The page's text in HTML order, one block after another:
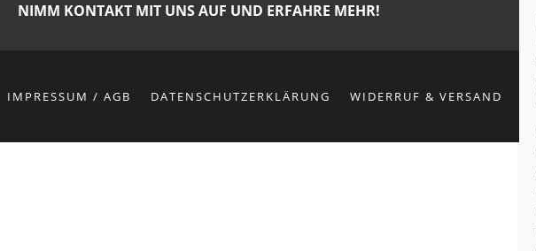
NIMM KONTAKT MIT UNS AUF UND ERFAHRE MEHR!
IMPRESSUM / AGB DATENSCHUTZERKLÄRUNG WIDERRUF & VERSAND